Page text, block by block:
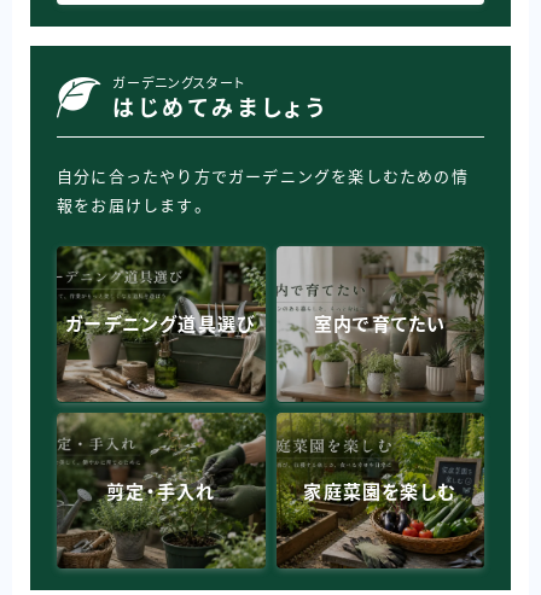
ガーデニングスタート
はじめてみましょう
自分に合ったやり方でガーデニングを楽しむための情
報をお届けします 。
ガーデニング道具選び 室内で育てたい
剪定・手入れ 家庭菜園を楽しむ